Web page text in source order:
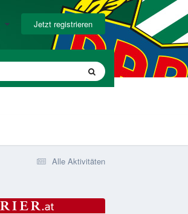
Jetzt registrieren
Alle Aktivitäten